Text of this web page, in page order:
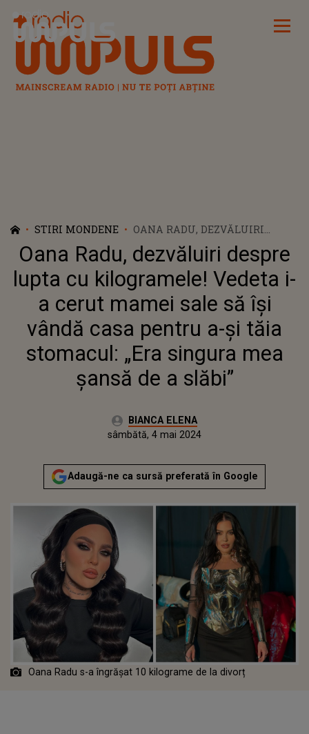
Radio Impuls
STIRI MONDENE
OANA RADU, DEZVĂLUIRI
DESPRE LUPTA CU
KILOGRAMELE! VEDETA I-A
CERUT MAMEI SALE SĂ ÎȘI
VÂNDĂ CASA PENTRU A-ȘI TĂIA
STOMACUL: „ERA SINGURA MEA
Oana Radu, dezvăluiri despre
lupta cu kilogramele! Vedeta i-
a cerut mamei sale să își
vândă casa pentru a-și tăia
stomacul: „Era singura mea
șansă de a slăbi”
Autor:BIANCA ELENA
Publicat:
sâmbătă, 4 mai 2024
Adaugă-ne ca sursă preferată în Google
Oana Radu s-a îngrășat 10 kilograme de la divorț